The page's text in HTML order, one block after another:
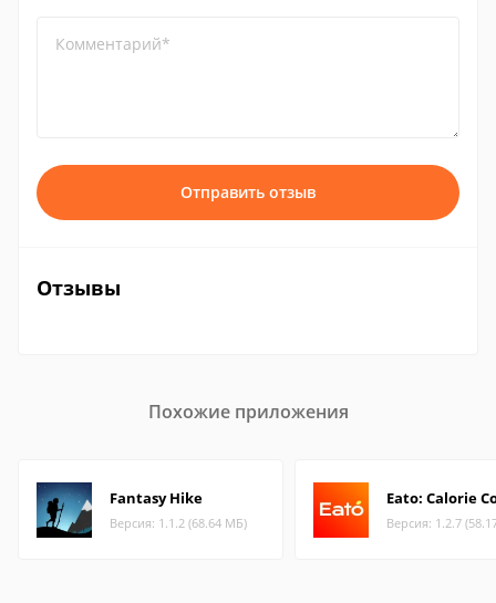
Комментарий*
Отправить отзыв
Отзывы
Похожие приложения
Fantasy Hike
Версия: 1.1.2 (68.64 МБ)
Eato: Calorie
Версия: 1.2.7